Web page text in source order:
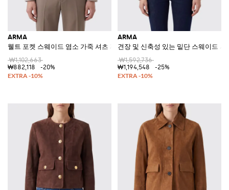
ARMA
웰트 포켓 스웨이드 염소 가죽 셔츠 재킷
₩1,102,663
₩882,118
-20%
ARMA
견장 및 신축성 있는 밑단 스웨이드 셔
₩1,592,736
₩1,194,548
-25%